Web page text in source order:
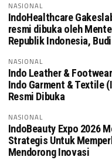
NASIONAL
IndoHealthcare
resmi dibuka oleh
Republik Indonesia,
NASIONAL
Indo Leather &
Indo Garment & Textile
Resmi Dibuka
NASIONAL
IndoBeauty Expo 2026
Strategis Untuk
Mendorong Inovasi